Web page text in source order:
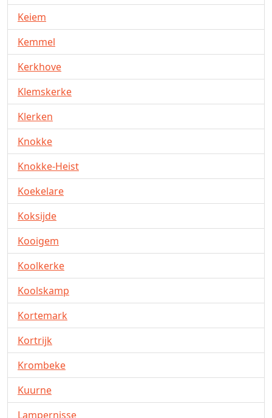
Keiem
Kemmel
Kerkhove
Klemskerke
Klerken
Knokke
Knokke-Heist
Koekelare
Koksijde
Kooigem
Koolkerke
Koolskamp
Kortemark
Kortrijk
Krombeke
Kuurne
Lampernisse